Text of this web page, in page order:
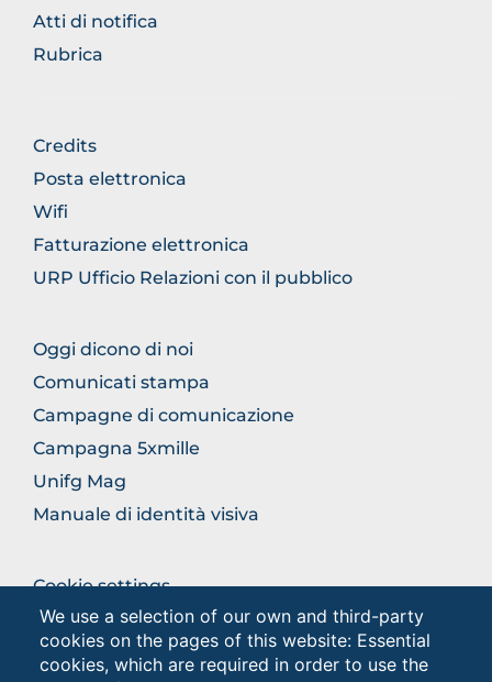
We use a selection of our own and third-party
cookies on the pages of this website: Essential
cookies, which are required in order to use the
Atti di notifica
Rubrica
BROWSE
THE
SECTION
Credits
Posta elettronica
Wifi
Fatturazione elettronica
URP Ufficio Relazioni con il pubblico
BROWSE
THE
SECTION
Oggi dicono di noi
Comunicati stampa
Campagne di comunicazione
Campagna 5xmille
Unifg Mag
Manuale di identità visiva
BROWSE
THE
SECTION
Cookie settings
Privacy
Privacy - Studenti